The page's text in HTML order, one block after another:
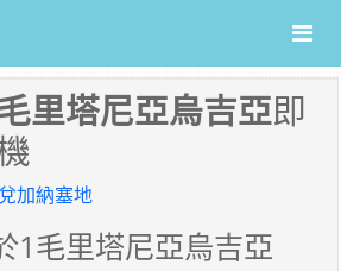
里塔尼亞烏吉亞即
加納塞地
1毛里塔尼亞烏吉亞